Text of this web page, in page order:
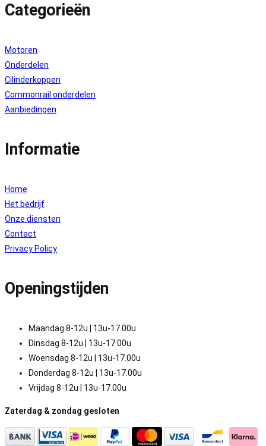
Categorieën
Motoren
Onderdelen
Cilinderkoppen
Commonrail onderdelen
Aanbiedingen
Informatie
Home
Het bedrijf
Onze diensten
Contact
Privacy Policy
Openingstijden
Maandag 8-12u | 13u-17.00u
Dinsdag 8-12u | 13u-17.00u
Woensdag 8-12u | 13u-17.00u
Donderdag 8-12u | 13u-17.00u
Vrijdag 8-12u | 13u-17.00u
Zaterdag & zondag gesloten